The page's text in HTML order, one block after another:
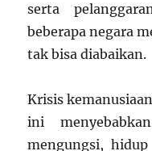
serta
beberapa negara
tak bisa diabaikan.
Krisis
ini
mengungsi,